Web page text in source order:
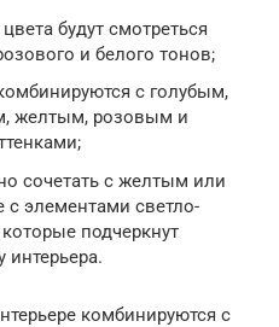
будут смотреться
и белого тонов;
с голубым,
желтым, розовым и
сочетать с желтым или
элементами светло-
подчеркнут
интерьера.
комбинируются с